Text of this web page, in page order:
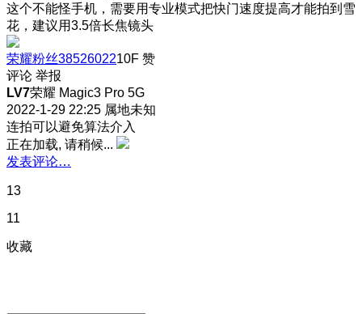
这个不能怪手机，需要用专业模式把快门速度提高才能拍到雪
花，建议用3.5倍长焦镜头
荣耀粉丝3852602210F 赞
评论 举报
LV7荣耀 Magic3 Pro 5G
2022-1-29 22:25 属地未知
连拍可以避免算法介入
正在加载, 请稍候...
发表评论…
13
11
收藏